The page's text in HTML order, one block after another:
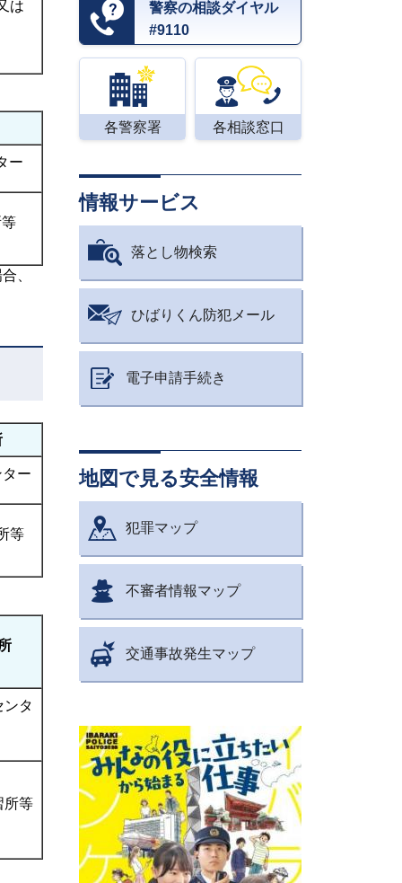
は
ー
、
ー
等
ンタ
所等
警察の相談ダイヤル
#9110
各警察署 各相談窓口
情報サービス
落とし物検索
ひばりくん防犯メール
電子申請手続き
地図で見る安全情報
犯罪マップ
不審者情報マップ
交通事故発生マップ